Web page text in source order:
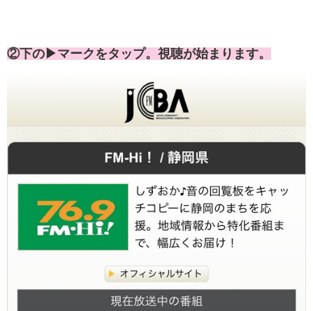
②下の▶マークをタップ。視聴が始まります。